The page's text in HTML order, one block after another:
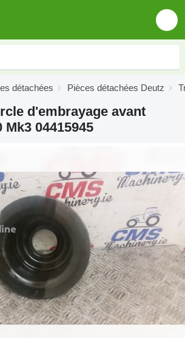
détachées Pièces détachées Deutz
d'embrayage avant
04415945